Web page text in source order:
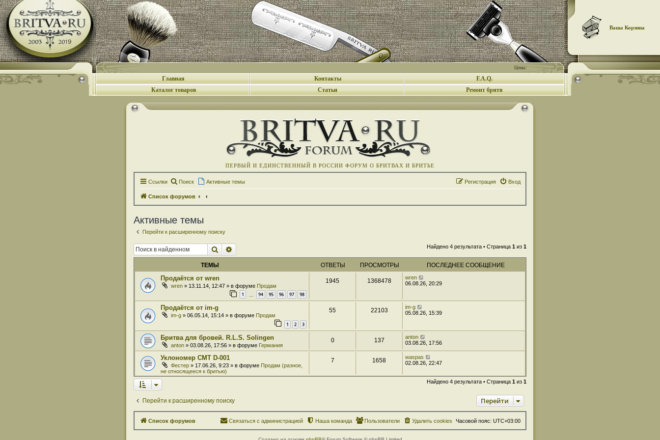
Цены:
Ваша Корзина
Главная Контакты
F.A.Q.
Каталог товаров
Статьи Ремонт бритв
ПЕРВЫЙ И ЕДИНСТВЕННЫЙ В РОССИИ ФОРУМ О БРИТВАХ И БРИТЬЕ
Ссылки Поиск Активные темы Вход
Регистрация
Список форумов
Активные темы
Перейти к расширенному поиску
Поиск Найдено 4 результата • Страница 1 из 1
ТЕМЫ ОТВЕТЫ ПРОСМОТРЫ ПОСЛЕДНЕЕ СООБЩЕНИЕ
Продаётся от wren
wren » 13.11.14, 12:47 » в форуме Продам
1 94 95 96 97 98
1945 1368478
wren
06.08.26, 20:29
Продаётся от im-g
im-g » 06.05.14, 15:14 » в форуме Продам
1 2 3
55 22103
im-g
05.08.26, 15:39
Бритва для бровей. R.L.S. Solingen
anton » 03.08.26, 17:56 » в форуме Германия
0 137
anton
03.08.26, 17:56
Уклономер СМТ D-001
Фестер » 17.06.26, 9:23 » в форуме Продам (разное,
не относящееся к бритью)
7 1658
waspas
02.08.26, 22:47
Найдено 4 результата • Страница 1 из 1
Перейти к расширенному поиску Перейти
Список форумов Часовой пояс: UTC+03:00
Удалить cookies
Пользователи
Наша команда
Связаться с администрацией